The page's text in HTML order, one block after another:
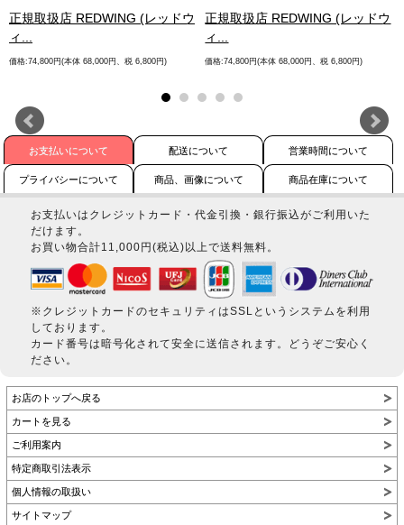
正規取扱店 REDWING (レッドウ
ィ...
価格:74,800円(本体 68,000円、税 6,800円)
正規取扱店 REDWING (レッドウ
ィ...
価格:74,800円(本体 68,000円、税 6,800円)
お支払いについて 配送について 営業時間について
プライバシーについて 商品、画像について 商品在庫について
お支払いはクレジットカード・代金引換・銀行振込がご利用いた
だけます。
お買い物合計11,000円(税込)以上で送料無料。
※クレジットカードのセキュリティはSSLというシステムを利用
しております。
カード番号は暗号化されて安全に送信されます。どうぞご安心く
ださい。
お店のトップへ戻る
カートを見る
ご利用案内
特定商取引法表示
個人情報の取扱い
サイトマップ